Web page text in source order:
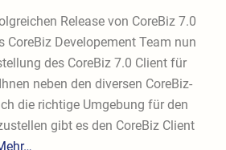
Release von CoreBiz 7.0
CoreBiz Developement Team nun
des CoreBiz 7.0 Client für
neben den diversen CoreBiz-
die richtige Umgebung für den
gibt es den CoreBiz Client